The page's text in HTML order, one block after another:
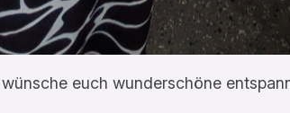
euch wunderschöne